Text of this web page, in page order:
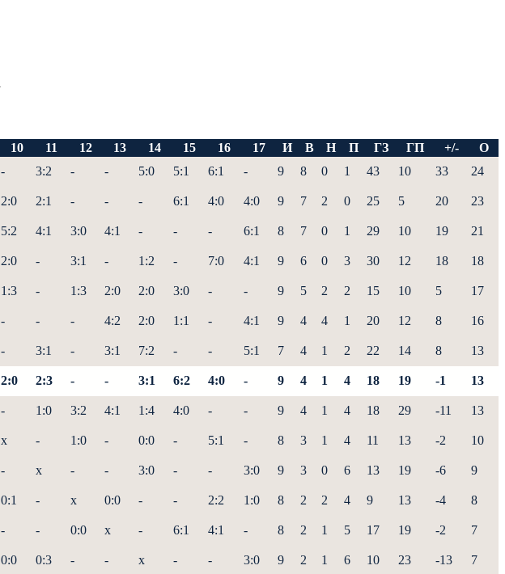
10 11 12 13 14 15 16 17 И В Н П ГЗ ГП +/-
О
- 3:2 - - 5:0 5:1 6:1 - 9 8 0 1 43 10 33 24
2:0 2:1 - - - 6:1 4:0 4:0 9 7 2 0 25 5 20 23
5:2 4:1 3:0 4:1 - - - 6:1 8 7 0 1 29 10 19 21
2:0 - 3:1 - 1:2 - 7:0 4:1 9 6 0 3 30 12 18 18
1:3 - 1:3 2:0 2:0 3:0 - - 9 5 2 2 15 10 5 17
- - - 4:2 2:0 1:1 - 4:1 9 4 4 1 20 12 8 16
- 3:1 - 3:1 7:2 - - 5:1 7 4 1 2 22 14 8 13
2:0 2:3 - - 3:1 6:2 4:0 - 9 4 1 4 18 19 -1 13
- 1:0 3:2 4:1 1:4 4:0 - - 9 4 1 4 18 29 -11 13
x - 1:0 - 0:0 - 5:1 - 8 3 1 4 11 13 -2 10
- x - - 3:0 - - 3:0 9 3 0 6 13 19 -6 9
0:1 - x 0:0 - - 2:2 1:0 8 2 2 4 9 13 -4 8
- - 0:0 x - 6:1 4:1 - 8 2 1 5 17 19 -2 7
0:0 0:3 - - x - - 3:0 9 2 1 6 10 23 -13 7